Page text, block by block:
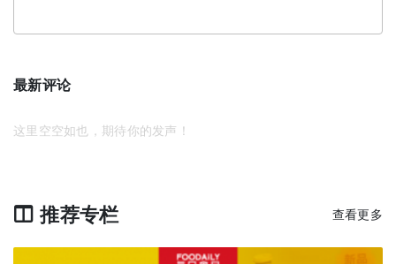
最新评论
这里空空如也，期待你的发声！
推荐专栏 查看更多